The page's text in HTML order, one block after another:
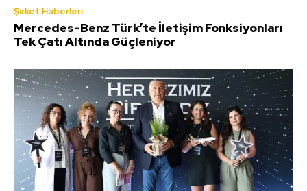
Şirket Haberleri
Mercedes-Benz Türk’te İletişim Fonksiyonları
Tek Çatı Altında Güçleniyor